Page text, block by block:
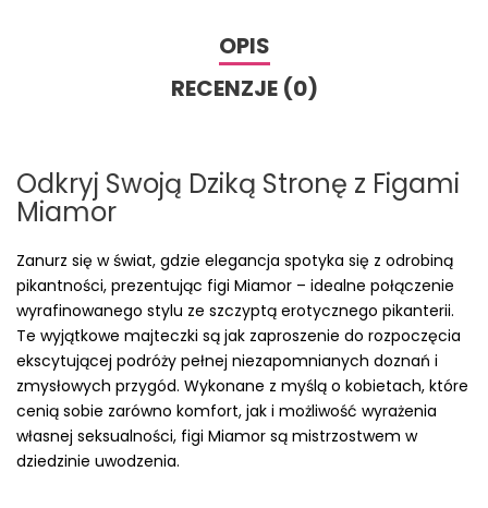
OPIS
RECENZJE (0)
Odkryj Swoją Dziką Stronę z Figami
Miamor
Zanurz się w świat, gdzie elegancja spotyka się z odrobiną
pikantności, prezentując figi Miamor – idealne połączenie
wyrafinowanego stylu ze szczyptą erotycznego pikanterii.
Te wyjątkowe majteczki są jak zaproszenie do rozpoczęcia
ekscytującej podróży pełnej niezapomnianych doznań i
zmysłowych przygód. Wykonane z myślą o kobietach, które
cenią sobie zarówno komfort, jak i możliwość wyrażenia
własnej seksualności, figi Miamor są mistrzostwem w
dziedzinie uwodzenia.